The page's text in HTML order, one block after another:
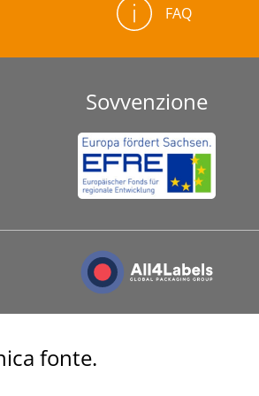
FAQ
Sovvenzione
fonte.